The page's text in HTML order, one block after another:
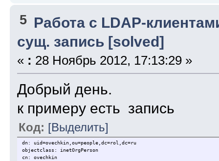
5 Работа с LDAP-
сущ. запись [solved]
« : 28 Ноябрь 2012, 17:13:29 »
Добрый день.
к примеру есть запись
Код: [Выделить]
dn: uid=ovechkin,ou=people,dc=rol,dc=ru
objectclass: inetOrgPerson
cn: ovechkin